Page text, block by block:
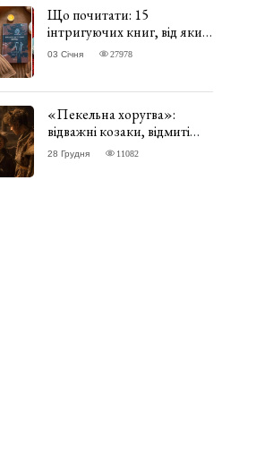
Що почитати: 15
інтригуючих книг, від яких
важко відірватись. ФОТО
03 Січня 27978
«Пекельна хоругва»:
відважні козаки, відмиті
чорти та відчайдушний
28 Грудня 11082